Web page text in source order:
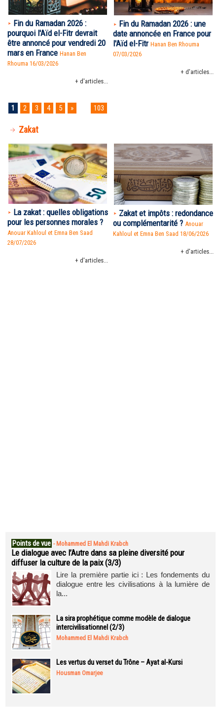
Fin du Ramadan 2026 :
pourquoi l'Aïd el-Fitr devrait
être annoncé pour vendredi 20
mars en France Hanan Ben
Rhouma 16/03/2026
+ d'articles...
Fin du Ramadan 2026 : une
date annoncée en France pour
l'Aïd el-Fitr Hanan Ben Rhouma
07/03/2026
+ d'articles...
1 2 3 4 5 » 103
Zakat
La zakat : quelles obligations
pour les personnes morales ?
Anouar Kahloul et Emna Ben Saad
28/07/2026
+ d'articles...
Zakat et impôts : redondance
ou complémentarité ? Anouar
Kahloul et Emna Ben Saad 18/06/2026
+ d'articles...
Points de vue - Mohammed El Mahdi Krabch
Le dialogue avec l’Autre dans sa pleine diversité pour
diffuser la culture de la paix (3/3)
Lire la première partie ici : Les fondements du
dialogue entre les civilisations à la lumière de
la...
La sira prophétique comme modèle de dialogue
intercivilisationnel (2/3)
Mohammed El Mahdi Krabch
Les vertus du verset du Trône – Ayat al-Kursi
Housman Omarjee